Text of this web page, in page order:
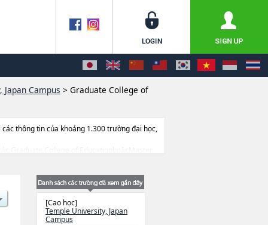
Campus > Graduate College of
các thông tin của khoảng 1.300 trường đại học,
[Cao học]
Temple University, Japan
Campus